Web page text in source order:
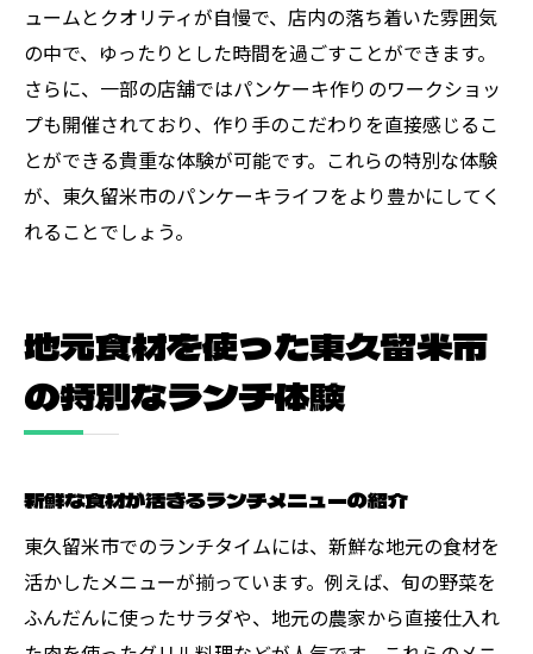
ュームとクオリティが自慢で、店内の落ち着いた雰囲気
の中で、ゆったりとした時間を過ごすことができます。
さらに、一部の店舗ではパンケーキ作りのワークショッ
プも開催されており、作り手のこだわりを直接感じるこ
とができる貴重な体験が可能です。これらの特別な体験
が、東久留米市のパンケーキライフをより豊かにしてく
れることでしょう。
地元食材を使った東久留米市
の特別なランチ体験
新鮮な食材が活きるランチメニューの紹介
東久留米市でのランチタイムには、新鮮な地元の食材を
活かしたメニューが揃っています。例えば、旬の野菜を
ふんだんに使ったサラダや、地元の農家から直接仕入れ